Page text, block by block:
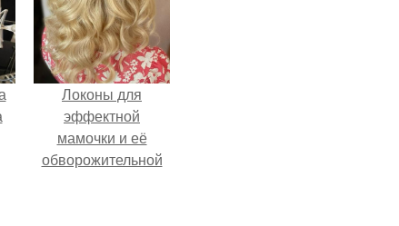
Локоны для
эффектной
мамочки и её
обворожительной